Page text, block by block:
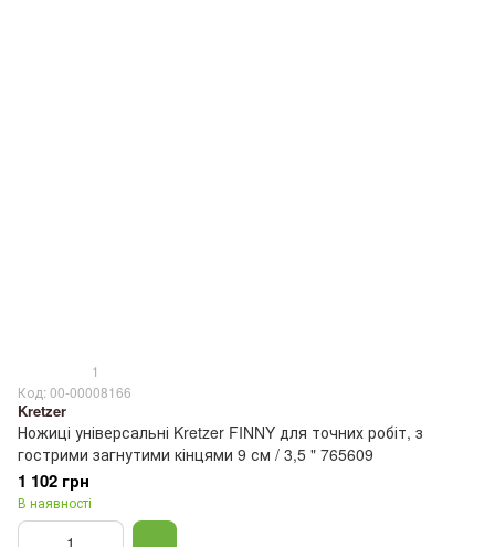
1
Код: 00-00008166
Kretzer
Ножиці універсальні Kretzer FINNY для точних робіт, з
гострими загнутими кінцями 9 см / 3,5 " 765609
1 102 грн
В наявності